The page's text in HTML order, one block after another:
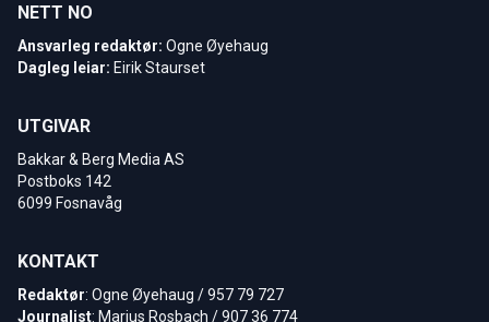
NETT NO
Ansvarleg redaktør: Ogne Øyehaug
Dagleg leiar: Eirik Staurset
UTGIVAR
Bakkar & Berg Media AS
Postboks 142
6099 Fosnavåg
KONTAKT
Redaktør: Ogne Øyehaug / 957 79 727
Journalist: Marius Rosbach / 907 36 774